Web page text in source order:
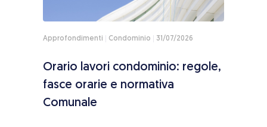
Approfondimenti Condominio 31/07/2026
Orario lavori condominio: regole,
fasce orarie e normativa
Comunale